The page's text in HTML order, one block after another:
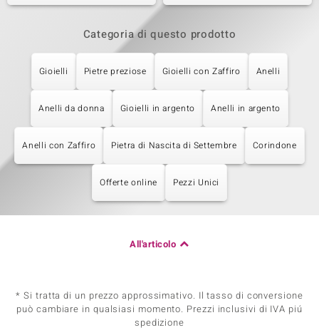
Categoria di questo prodotto
Gioielli Pietre preziose Gioielli con Zaffiro Anelli
Anelli da donna Gioielli in argento Anelli in argento
Anelli con Zaffiro Pietra di Nascita di Settembre Corindone
Offerte online Pezzi Unici
All'articolo
* Si tratta di un prezzo approssimativo. Il tasso di conversione
può cambiare in qualsiasi momento. Prezzi inclusivi di IVA piú
spedizione